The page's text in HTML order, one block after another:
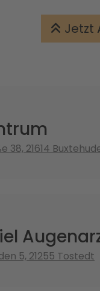
Jetzt
38, 21614
5, 21255 Tostedt